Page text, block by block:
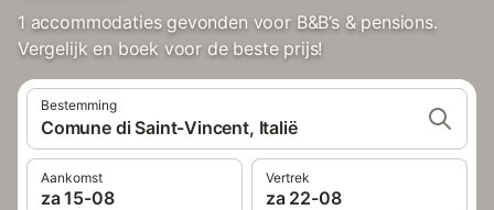
1 accommodaties gevonden voor B&B’s & pensions.
Vergelijk en boek voor de beste prijs!
Bestemming
Comune di Saint-Vincent, Italië
Aankomst
za 15-08
Vertrek
za 22-08